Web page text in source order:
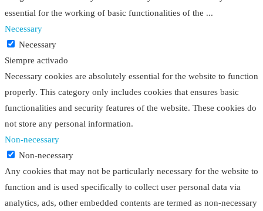
essential for the working of basic functionalities of the ...
Necessary
Necessary
Siempre activado
Necessary cookies are absolutely essential for the website to function
properly. This category only includes cookies that ensures basic
functionalities and security features of the website. These cookies do
not store any personal information.
Non-necessary
Non-necessary
Any cookies that may not be particularly necessary for the website to
function and is used specifically to collect user personal data via
analytics, ads, other embedded contents are termed as non-necessary